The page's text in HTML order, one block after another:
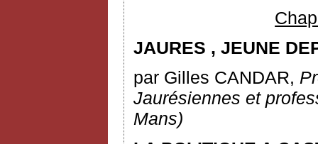
JAURES , JEUNE
par Gilles CANDAR,
Jaurésiennes et
Mans)